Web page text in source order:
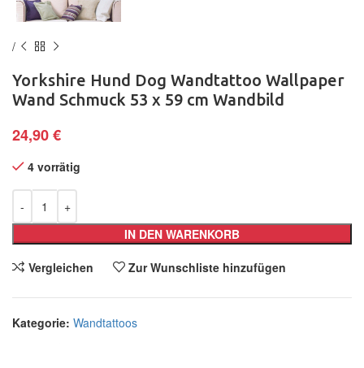
Yorkshire Hund Dog Wandtattoo Wallpaper
Wand Schmuck 53 x 59 cm Wandbild
24,90€
4 vorrätig
IN DEN WARENKORB
Vergleichen Zur Wunschliste hinzufügen
Kategorie: Wandtattoos